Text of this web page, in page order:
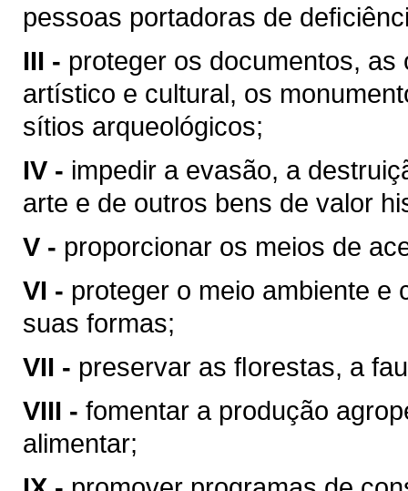
pessoas portadoras de
III - proteger os documentos,
artístico e cultural, os
sítios arqueológicos;
IV - impedir a evasão, a
arte e de outros bens de valor
V - proporcionar os meios de
VI - proteger o meio ambiente e
suas formas;
VII - preservar as ﬂorestas, a
VIII - fomentar a produção
alimentar;